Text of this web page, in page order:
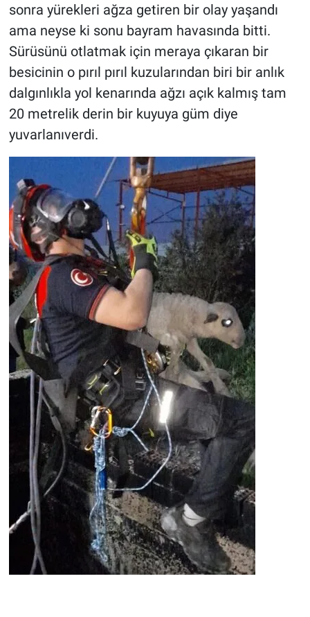
sonra yürekleri ağza getiren bir olay yaşandı
ama neyse ki sonu bayram havasında bitti.
Sürüsünü otlatmak için meraya çıkaran bir
besicinin o pırıl pırıl kuzularından biri bir anlık
dalgınlıkla yol kenarında ağzı açık kalmış tam
20 metrelik derin bir kuyuya güm diye
yuvarlanıverdi.